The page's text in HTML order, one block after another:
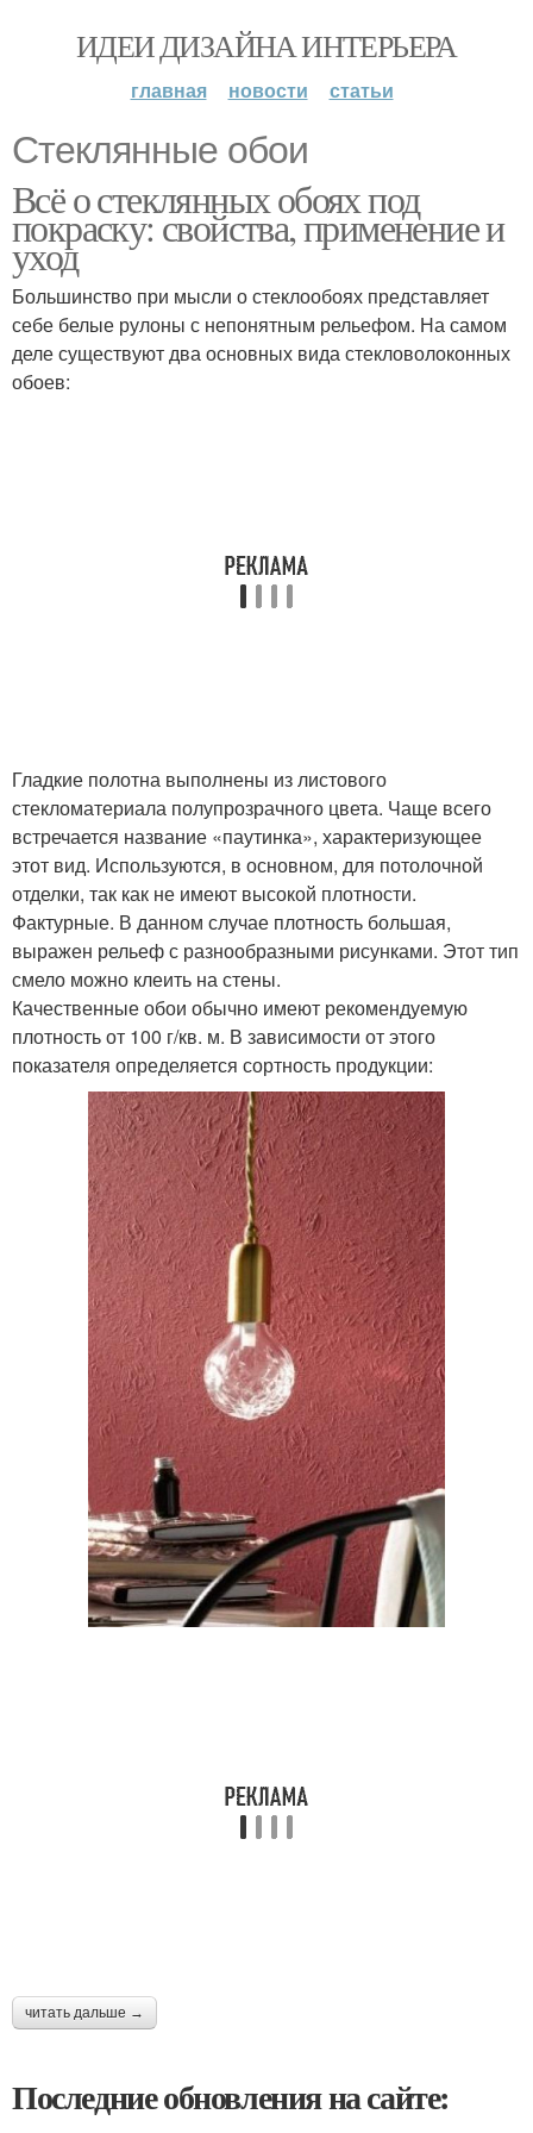
ИДЕИ ДИЗАЙНА ИНТЕРЬЕРА
главная новости статьи
Стеклянные обои
Всё о стеклянных обоях под
покраску: свойства, применение и
уход
Большинство при мысли о стеклообоях представляет
себе белые рулоны с непонятным рельефом. На самом
деле существуют два основных вида стекловолоконных
обоев:
Гладкие полотна выполнены из листового
стекломатериала полупрозрачного цвета. Чаще всего
встречается название «паутинка», характеризующее
этот вид. Используются, в основном, для потолочной
отделки, так как не имеют высокой плотности.
Фактурные. В данном случае плотность большая,
выражен рельеф с разнообразными рисунками. Этот тип
смело можно клеить на стены.
Качественные обои обычно имеют рекомендуемую
плотность от 100 г/кв. м. В зависимости от этого
показателя определяется сортность продукции:
читать дальше →
Последние обновления на сайте: